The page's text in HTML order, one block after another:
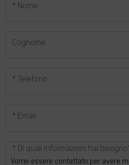
* Nome
Cognome
* Telefono
* Email
* Di quali informazioni hai